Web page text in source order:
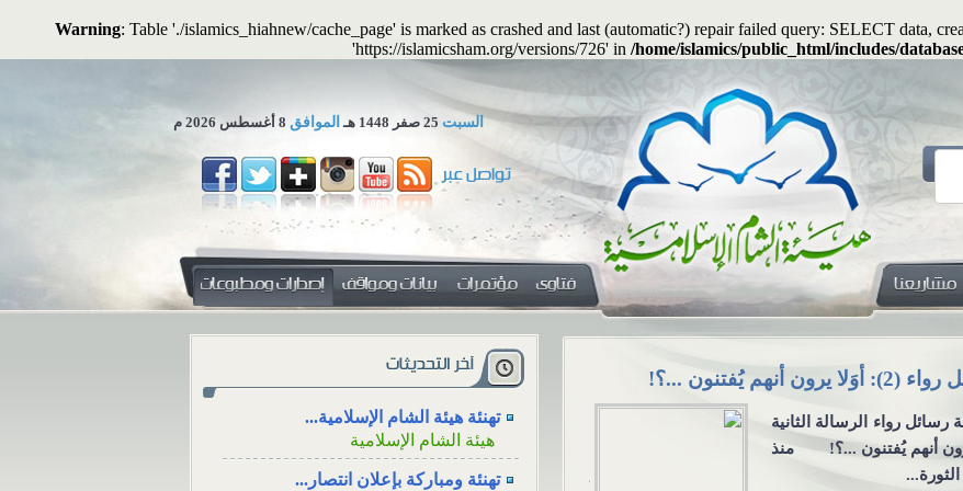
Warning: Table './islamics_hiahnew/cache_page' is marked as crashed and last (automatic?) repair failed query: SELECT data,
'https://islamicsham.org/versions/726' in /home/islamics/public_html/includes/
السبت 25 صفر 1448 هـ الموافق 8 أغسطس 2026 م
جعلُ المهرِ منفعةً معنوية؟
جعلُ المهرِ منفعةً
السؤال: هل يجوز أن
المهرُ منفعةً أو خِدمةً
الاجتماع للعزاء، والتعزية من خلال وسائل
الاجتماع للعزاء، ووقته، والتعزية
من خلال وسائل التواصل
هل تجوز الاستعاضة عن المال...
المكتب العلمي ـ هيئة الشام...
هيئة الشام الإسلامية